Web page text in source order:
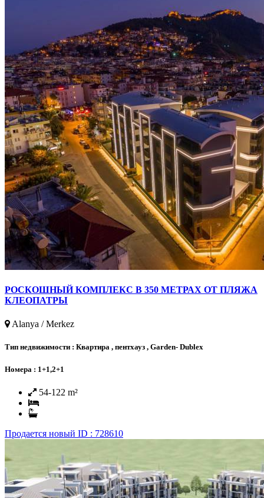
РОСКОШНЫЙ КОМПЛЕКС В 350 МЕТРАХ ОТ ПЛЯЖА
КЛЕОПАТРЫ
Alanya / Merkez
Тип недвижимости : Квартира , пентхауз , Garden- Dublex
Номера : 1+1,2+1
54-122 m²
Продается новый ID : 728610